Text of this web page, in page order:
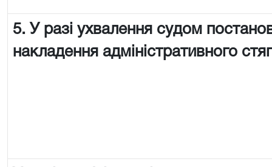
5. У разі ухвалення судом
накладення адміністративного